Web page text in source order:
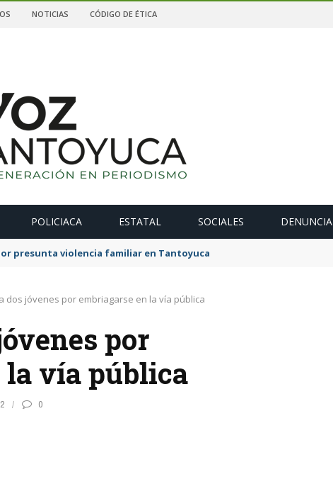
NOTICIAS CÓDIGO DE ÉTICA
POLICIACA ESTATAL SOCIALES DENUNCIA
presunta violencia familiar en Tantoyuca
dos jóvenes por embriagarse en la vía pública
por
la vía pública
0